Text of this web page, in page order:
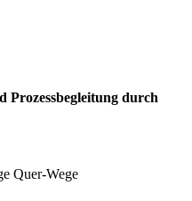
durch
Wege